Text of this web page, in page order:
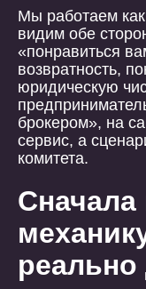
Мы работаем
видим обе
«понравиться
возвратность,
юридическую
брокером», на
сервис, а
комитета.
Сначала
реально